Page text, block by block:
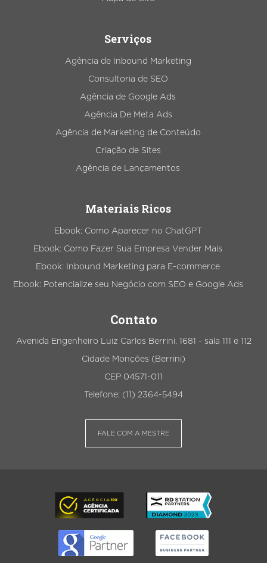
Serviços
Agência de Inbound Marketing
Consultoria de SEO
Agência de Google Ads
Agência De Meta Ads
Agência de Marketing de Conteúdo
Criação de Sites
Agência de Lançamentos
Materiais Ricos
Ebook: Como Aparecer no ChatGPT
Ebook: Como Fazer Sua Empresa Vender Mais
Ebook: Inbound Marketing para E-commerce
Ebook: Potencialize seu Negócio com SEO e Google Ads
Contato
Avenida Engenheiro Luiz Carlos Berrini, 1681 - sala 111 e 112
Cidade Monções (Berrini)
CEP 04571-011
Telefone: (11) 2364-5494
FALE COM A MESTRE